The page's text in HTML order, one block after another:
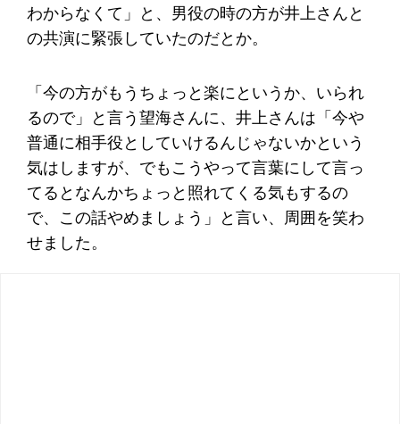
わからなくて」と、男役の時の方が井上さんと
の共演に緊張していたのだとか。
「今の方がもうちょっと楽にというか、いられ
るので」と言う望海さんに、井上さんは「今や
普通に相手役としていけるんじゃないかという
気はしますが、でもこうやって言葉にして言っ
てるとなんかちょっと照れてくる気もするの
で、この話やめましょう」と言い、周囲を笑わ
せました。